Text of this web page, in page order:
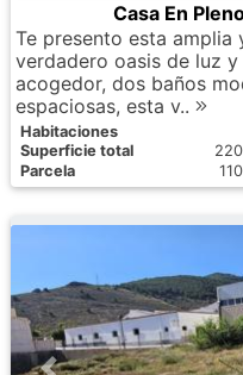
Casa En
Te presento esta amplia
verdadero oasis de luz
acogedor, dos baños
espaciosas, esta v..
Habitaciones
Superficie total
220
Parcela 110